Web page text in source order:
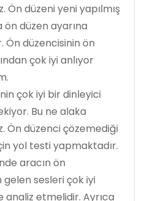
Ön düzeni yeni yapılmış
ön düzen ayarına
Ön düzencisinin ön
çok iyi anlıyor
çok iyi bir dinleyici
Bu ne alaka
Ön düzenci çözemediği
yol testi yapmaktadır.
aracın ön
gelen sesleri çok iyi
analiz etmelidir. Ayrıca